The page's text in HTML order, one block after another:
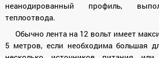
неанодированный профиль,
теплоотвода.
Обычно лента на 12 вольт имеет
5 метров, если необходима большая